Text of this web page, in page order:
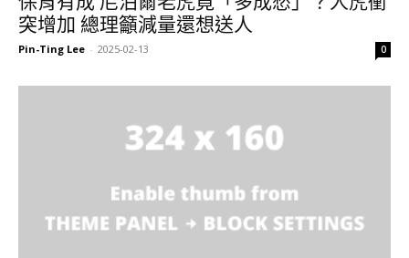
突增加 總理籲減量還想送人
Pin-Ting Lee - 2025-02-13 0